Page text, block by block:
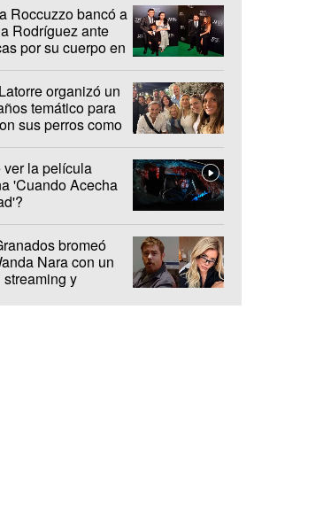
Roccuzzo bancó a
Rodríguez ante
por su cuerpo en
organizó un
temático para
sus perros como
ver la película
'Cuando Acecha
bromeó
Nara con un
y